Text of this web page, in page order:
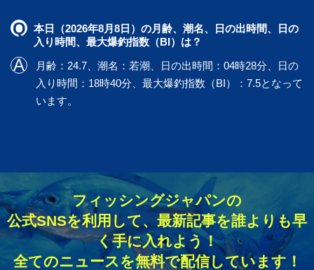
本日（2026年8月8日）の月齢、潮名、日の出時間、日の
入り時間、最大爆釣指数（BI）は？
月齢：24.7、潮名：若潮、日の出時間：04時28分、日の
入り時間：18時40分、最大爆釣指数（BI）：7.5となって
います。
フィッシングジャパンの
公式SNSを利用して、最新記事を誰よりも早
く手に入れよう！
全てのニュースを無料で配信しています！